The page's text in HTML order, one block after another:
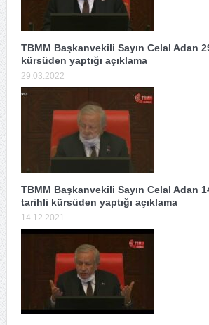
TBMM Başkanvekili Sayın Celal Adan
kürsüden yaptığı açıklama
29.03.2022
TBMM Başkanvekili Sayın Celal Adan
tarihli kürsüden yaptığı açıklama
14.12.2021